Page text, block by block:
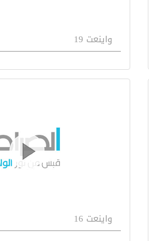
واينعت 19
واينعت 16